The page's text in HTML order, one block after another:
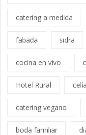
catering a medida
fabada sidra
cocina en vivo
Hotel Rural
catering vegano
boda familiar